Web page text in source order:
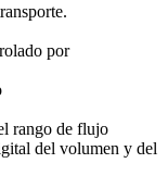
por
rango de flujo
del volumen y del